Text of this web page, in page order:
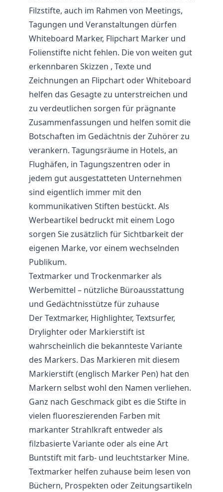
Filzstifte, auch im Rahmen von Meetings,
Tagungen und Veranstaltungen dürfen
Whiteboard Marker, Flipchart Marker und
Folienstifte nicht fehlen. Die von weiten gut
erkennbaren Skizzen , Texte und
Zeichnungen an Flipchart oder Whiteboard
helfen das Gesagte zu unterstreichen und
zu verdeutlichen sorgen für prägnante
Zusammenfassungen und helfen somit die
Botschaften im Gedächtnis der Zuhörer zu
verankern. Tagungsräume in Hotels, an
Flughäfen, in Tagungszentren oder in
jedem gut ausgestatteten Unternehmen
sind eigentlich immer mit den
kommunikativen Stiften bestückt. Als
Werbeartikel bedruckt mit einem Logo
sorgen Sie zusätzlich für Sichtbarkeit der
eigenen Marke, vor einem wechselnden
Publikum.
Textmarker und Trockenmarker als
Werbemittel – nützliche Büroausstattung
und Gedächtnisstütze für zuhause
Der Textmarker, Highlighter, Textsurfer,
Drylighter oder Markierstift ist
wahrscheinlich die bekannteste Variante
des Markers. Das Markieren mit diesem
Markierstift (englisch Marker Pen) hat den
Markern selbst wohl den Namen verliehen.
Ganz nach Geschmack gibt es die Stifte in
vielen fluoreszierenden Farben mit
markanter Strahlkraft entweder als
filzbasierte Variante oder als eine Art
Buntstift mit farb- und leuchtstarker Mine.
Textmarker helfen zuhause beim lesen von
Büchern, Prospekten oder Zeitungsartikeln